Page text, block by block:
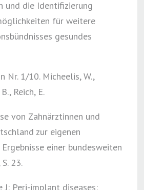
und die Identifizierung
für weitere
gesundes
Nr. 1/10. Micheelis, W.,
Reich, E.
von Zahnärztinnen und
zur eigenen
einer bundesweiten
23.
J: Peri-implant diseases: